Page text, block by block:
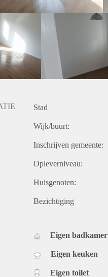
Stad
Wijk/buurt:
Inschrijven gemeente:
Opleverniveau:
Huisgenoten:
Bezichtiging
Eigen badkamer
Eigen keuken
Eigen toilet